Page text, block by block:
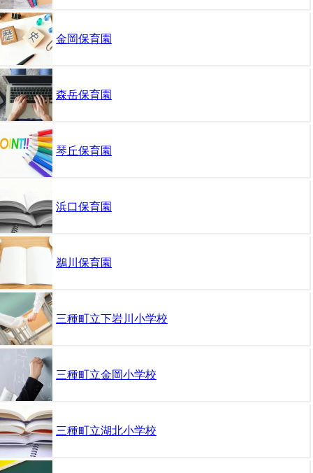
金岡保育園
森岳保育園
琴丘保育園
浜口保育園
鵜川保育園
三種町立下岩川小学校
三種町立金岡小学校
三種町立湖北小学校